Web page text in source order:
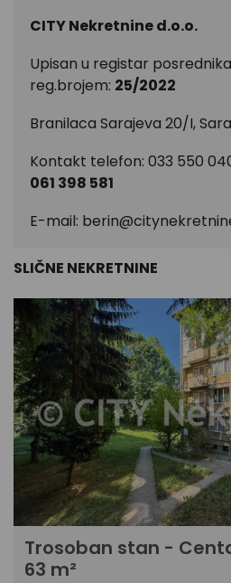
CITY Nekretnine d.o.o.
Upisan u registar
reg.brojem: 25/2022
Branilaca Sarajeva 20/I,
Kontakt telefon: 033 550
061 398 581
E-mail:
SLIČNE NEKRETNINE
Trosoban stan -
63 m²